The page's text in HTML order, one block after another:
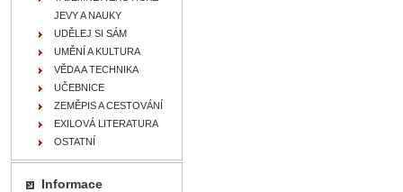
JEVY A NAUKY
UDĚLEJ SI SÁM
UMĚNÍ A KULTURA
VĚDA A TECHNIKA
UČEBNICE
ZEMĚPIS A CESTOVÁNÍ
EXILOVÁ LITERATURA
OSTATNÍ
Informace